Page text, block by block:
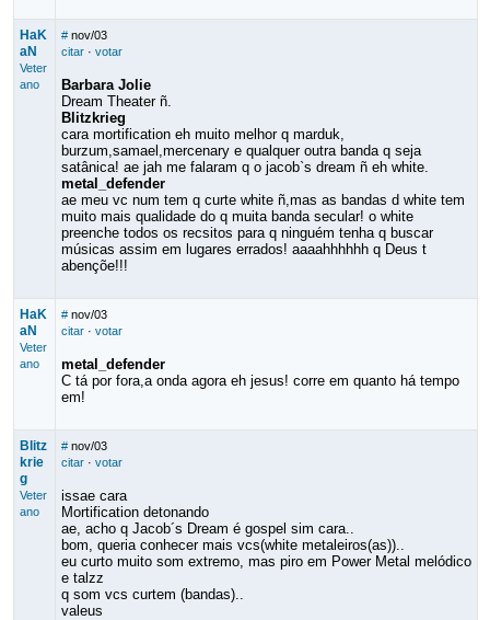
HaK
aN
Veter
ano
# nov/03
citar· votar
Barbara Jolie
Dream Theater ñ.
Blitzkrieg
cara mortification eh muito melhor q marduk,
burzum,samael,mercenary e qualquer outra banda q seja
satânica! ae jah me falaram q o jacob`s dream ñ eh white.
metal_defender
ae meu vc num tem q curte white ñ,mas as bandas d white tem
muito mais qualidade do q muita banda secular! o white
preenche todos os recsitos para q ninguém tenha q buscar
músicas assim em lugares errados! aaaahhhhhh q Deus t
abençõe!!!
HaK
aN
Veter
ano
# nov/03
citar· votar
metal_defender
C tá por fora,a onda agora eh jesus! corre em quanto há tempo
em!
Blitz
krie
g
Veter
ano
# nov/03
citar· votar
issae cara
Mortification detonando
ae, acho q Jacob´s Dream é gospel sim cara..
bom, queria conhecer mais vcs(white metaleiros(as))..
eu curto muito som extremo, mas piro em Power Metal melódico
e talzz
q som vcs curtem (bandas)..
valeus